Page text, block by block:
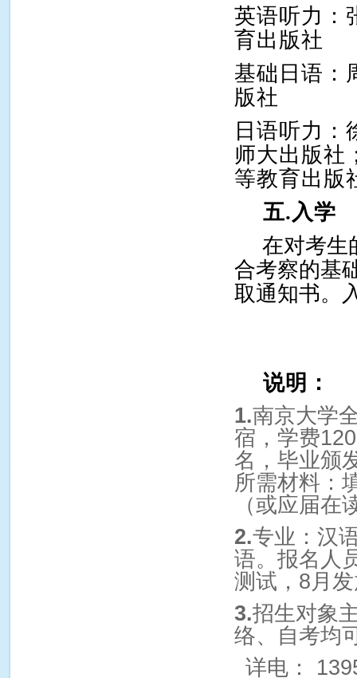
英语听力：
育出版社
基础日语：
版社
日语听力：
师大出版社
等教育出版
五.入学
在对考生
合考察的基
取通知书。
说明：
1.南京大学
宿，学费
名，毕业颁
所需材料：
（或应届在
2.专业：汉
语。报名人
测试， 8月
3.招生对象
络、自考均
详电：